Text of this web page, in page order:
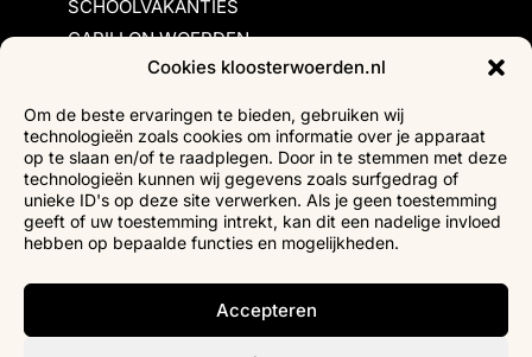
Cookies kloosterwoerden.nl
Om de beste ervaringen te bieden, gebruiken wij
technologieën zoals cookies om informatie over je apparaat
op te slaan en/of te raadplegen. Door in te stemmen met deze
technologieën kunnen wij gegevens zoals surfgedrag of
unieke ID's op deze site verwerken. Als je geen toestemming
geeft of uw toestemming intrekt, kan dit een nadelige invloed
hebben op bepaalde functies en mogelijkheden.
Accepteren
SCHOOLVAKANTIES
CARILLON WOERDEN
Inschrijvingsvoorwaarden
Bezoekersvoorwaarden
Huurvoorwaarden
Privacyverklaring
Ticketverkoop